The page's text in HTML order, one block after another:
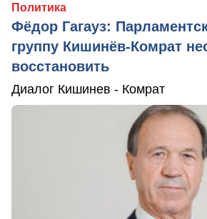
Политика
Фёдор Гагауз:
группу Кишинёв-Комрат
восстановить
Диалог Кишинев - Комрат